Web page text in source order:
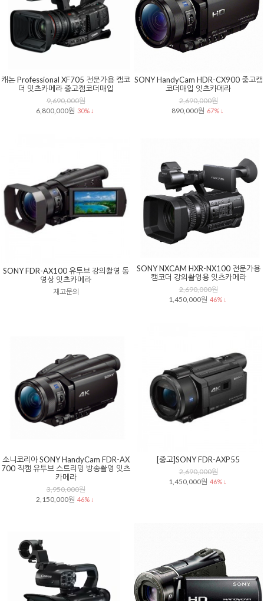
캐논 Professional XF705 전문가용 캠코
더 잇츠카메라 중고캠코더매입
9,690,000원
6,800,000원 30% ↓
SONY HandyCam HDR-CX900 중고캠
코더매입 잇츠카메라
2,690,000원
890,000원 67% ↓
SONY FDR-AX100 유투브 강의촬영 동
영상 잇츠카메라
재고문의
SONY NXCAM HXR-NX100 전문가용
캠코더 강의촬영용 잇츠카메라
2,690,000원
1,450,000원 46% ↓
소니코리아 SONY HandyCam FDR-AX
700 직캠 유투브 스트리밍 방송촬영 잇츠
카메라
3,950,000원
2,150,000원 46% ↓
[중고]SONY FDR-AXP55
2,690,000원
1,450,000원 46% ↓